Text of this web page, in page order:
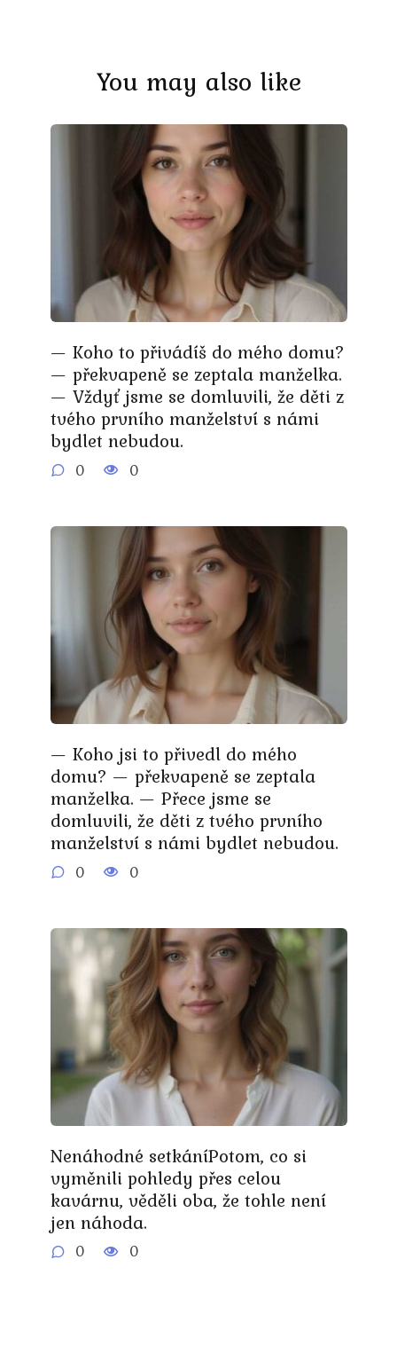
You may also like
— Koho to přivádíš do mého domu?
— překvapeně se zeptala manželka.
— Vždyť jsme se domluvili, že děti z
tvého prvního manželství s námi
bydlet nebudou.
0 0
— Koho jsi to přivedl do mého
domu? — překvapeně se zeptala
manželka. — Přece jsme se
domluvili, že děti z tvého prvního
manželství s námi bydlet nebudou.
0 0
Nenáhodné setkáníPotom, co si
vyměnili pohledy přes celou
kavárnu, věděli oba, že tohle není
jen náhoda.
0 0